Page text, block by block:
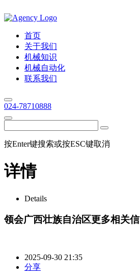
首页
关于我们
机械知识
机械自动化
联系我们
024-78710888
按Enter键搜索或按ESC键取消
详情
Details
领会广西壮族自治区更多相关信
2025-09-30 21:35
分享